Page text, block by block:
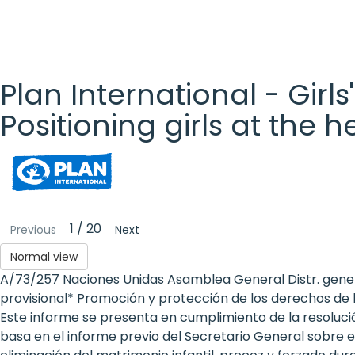
Plan International -
Positioning girls at the
Plan
International
- Girls'
Rights
Platform
- Girls'
Previous 1 / 20
Next
Normal view
A/73/257 Naciones Unidas Asamblea General Distr.
provisional* Promoción y protección de los derechos
Este informe se presenta en cumplimiento de la
basa en el informe previo del Secretario General sobre